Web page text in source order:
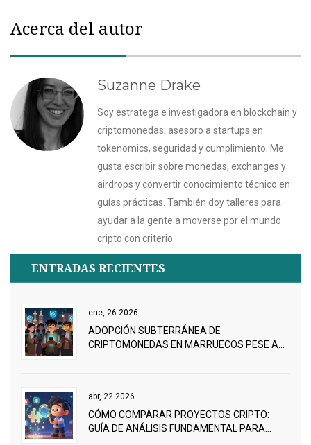
Acerca del autor
Suzanne Drake
Soy estratega e investigadora en blockchain y
criptomonedas; asesoro a startups en
tokenomics, seguridad y cumplimiento. Me
gusta escribir sobre monedas, exchanges y
airdrops y convertir conocimiento técnico en
guías prácticas. También doy talleres para
ayudar a la gente a moverse por el mundo
cripto con criterio.
ENTRADAS RECIENTES
ene, 26 2026
ADOPCIÓN SUBTERRÁNEA DE
CRIPTOMONEDAS EN MARRUECOS PESE A
abr, 22 2026
CÓMO COMPARAR PROYECTOS CRIPTO:
GUÍA DE ANÁLISIS FUNDAMENTAL PARA